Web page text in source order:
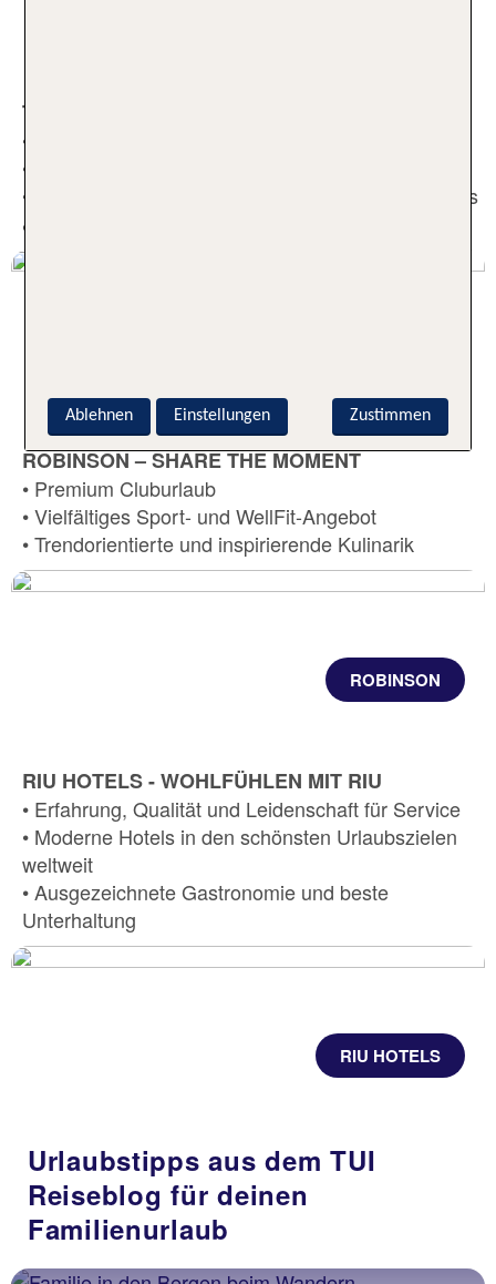
TUI MAGIC LIFE - WHERE MAGIC HAPPENS
• Umfassendes All Inclusive-Angebot
• Entspannte Clubatmosphäre
• Großes Unterhaltungsprogramm mit Sport, Shows
& Events
ROBINSON – SHARE THE MOMENT
• Premium Cluburlaub
• Vielfältiges Sport- und WellFit-Angebot
• Trendorientierte und inspirierende Kulinarik
ROBINSON
RIU HOTELS - WOHLFÜHLEN MIT RIU
• Erfahrung, Qualität und Leidenschaft für Service
• Moderne Hotels in den schönsten Urlaubszielen
weltweit
• Ausgezeichnete Gastronomie und beste
Unterhaltung
RIU HOTELS
Urlaubstipps aus dem TUI
Reiseblog für deinen
Familienurlaub
Zustimmen
Ablehnen Einstellungen